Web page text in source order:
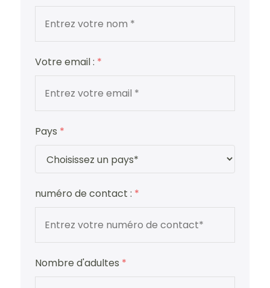
Votre email : *
Pays *
numéro de contact : *
Nombre d'adultes *